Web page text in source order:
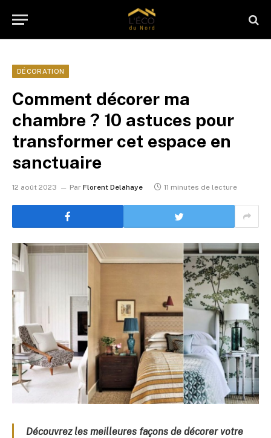
DÉCORATION
Comment décorer ma
chambre ? 10 astuces pour
transformer cet espace en
sanctuaire
12 août 2023 Par Florent Delahaye 11 minutes de lecture
Découvrez les meilleures façons de décorer votre